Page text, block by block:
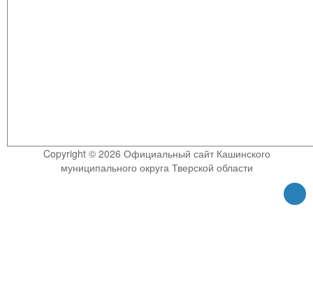
Copyright © 2026 Официальный сайт Кашинского
муниципального округа Тверской области